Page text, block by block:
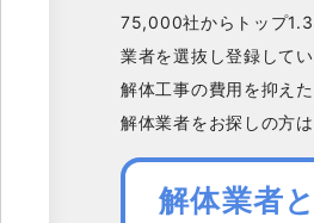
75,000社からトップ
業者を選抜し登録してい
解体工事の費用を抑え
解体業者をお探しの方
解体業者